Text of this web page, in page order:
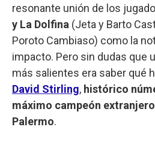
resonante unión de los
y La Dolfina (Jeta y Barto
Poroto Cambiaso) como la
impacto. Pero sin dudas que
más salientes era saber qué
David Stirling, histórico
máximo campeón
Palermo.